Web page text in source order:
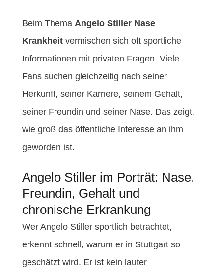
Beim Thema Angelo Stiller Nase
Krankheitvermischen sich oft sportliche
Informationen mit privaten Fragen. Viele
Fans suchen gleichzeitig nach seiner
Herkunft, seiner Karriere, seinem Gehalt,
seiner Freundin und seiner Nase. Das zeigt,
wie groß das öffentliche Interesse an ihm
geworden ist.
Angelo Stiller im Porträt: Nase,
Freundin, Gehalt und
chronische Erkrankung
Wer Angelo Stiller sportlich betrachtet,
erkennt schnell, warum er in Stuttgart so
geschätzt wird. Er ist kein lauter